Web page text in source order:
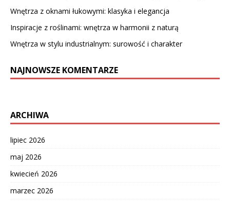
Wnętrza z oknami łukowymi: klasyka i elegancja
Inspiracje z roślinami: wnętrza w harmonii z naturą
Wnętrza w stylu industrialnym: surowość i charakter
NAJNOWSZE KOMENTARZE
ARCHIWA
lipiec 2026
maj 2026
kwiecień 2026
marzec 2026